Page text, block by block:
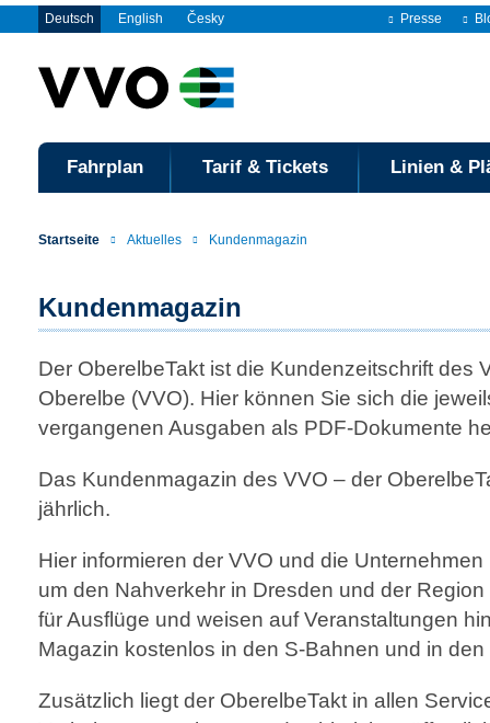
Deutsch English Česky Presse
Fahrplan Tarif & Tickets Linien &
Startseite Aktuelles Kundenmagazin
Kundenmagazin
Der OberelbeTakt ist die Kundenzeitschrift des
Oberelbe (VVO). Hier können Sie sich die
vergangenen Ausgaben als PDF-Dokumente
Das Kundenmagazin des VVO – der
jährlich.
Hier informieren der VVO und die
um den Nahverkehr in Dresden und der
für Ausflüge und weisen auf Veranstaltungen
Magazin kostenlos in den S-Bahnen und in
Zusätzlich liegt der OberelbeTakt in allen